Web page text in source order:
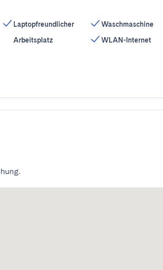
Laptopfreundlicher
Arbeitsplatz
Waschmaschine
WLAN-Internet